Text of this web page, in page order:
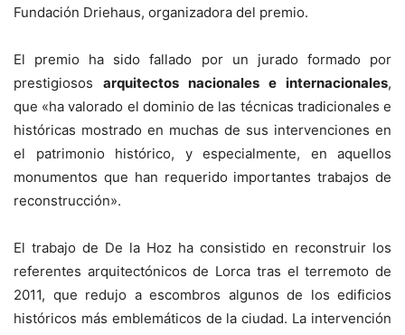
Fundación Driehaus, organizadora del premio.
El premio ha sido fallado por un jurado formado por
prestigiosos arquitectos nacionales e internacionales,
que «ha valorado el dominio de las técnicas tradicionales e
históricas mostrado en muchas de sus intervenciones en
el patrimonio histórico, y especialmente, en aquellos
monumentos que han requerido importantes trabajos de
reconstrucción».
El trabajo de De la Hoz ha consistido en reconstruir los
referentes arquitectónicos de Lorca tras el terremoto de
2011, que redujo a escombros algunos de los edificios
históricos más emblemáticos de la ciudad. La intervención